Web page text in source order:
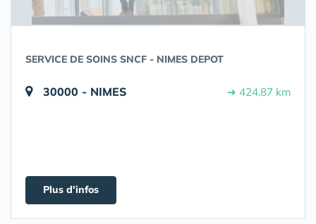
SERVICE DE SOINS SNCF - NIMES DEPOT
30000 - NIMES ➔ 424.87 km
Plus d'infos